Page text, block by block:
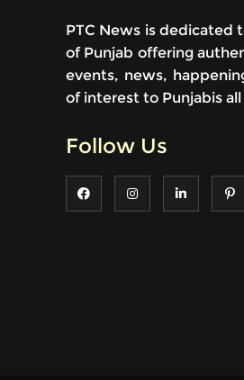
PTC News is dedicated
of Punjab offering
events, news,
of interest to Punjabis all
Follow Us